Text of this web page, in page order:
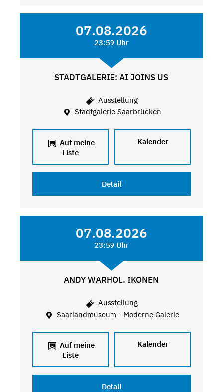
07.08.2026
23:59 Uhr
STADTGALERIE: AI JOINS US
Ausstellung
Stadtgalerie Saarbrücken
Auf meine
Liste
Kalender
Detail
07.08.2026
23:59 Uhr
ANDY WARHOL. IKONEN
Ausstellung
Saarlandmuseum - Moderne Galerie
Auf meine
Liste
Kalender
Detail